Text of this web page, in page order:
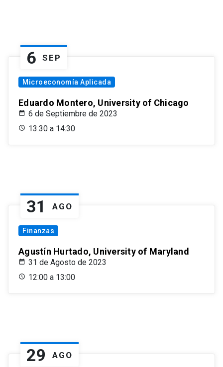
6 SEP
Microeconomía Aplicada
Eduardo Montero, University of Chicago
6 de Septiembre de 2023
13:30 a 14:30
31 AGO
Finanzas
Agustín Hurtado, University of Maryland
31 de Agosto de 2023
12:00 a 13:00
29 AGO